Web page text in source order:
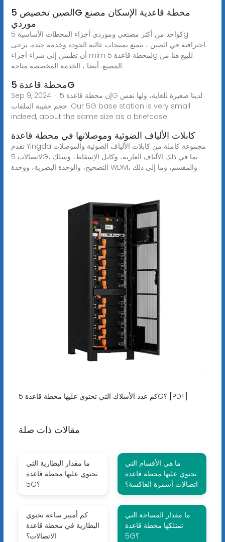
الصين تخصيص 5G محطة قاعدية الإسكان مصنع
موردي
كواحد من أكثر مصنعي وموردي أجزاء المحطات الأساسية 5g
احترافية في الصين ، نتمتع بمنتجات عالية الجودة وخدمة جيدة. يرجى
أن تطمئن إلى شراء أجزاء mim لمحطة قاعدة 5g للبيع هنا من
المصنع. أيضا ، الخدمة المخصصة متاحة.
محطة قاعدة 5G
Sep 9, 2024 · إن محطة قاعدة 5G لدينا صغيرة للغاية، ولها نفس
حجم حقيبة الملفات. Our 5G base station is very small
indeed, about the same size as a briefcase.
كابلات الألياف الضوئية وموصلاتها في محطة قاعدة
تقدم Yingda مجموعة كاملة من كابلات الألياف الضوئية والموصلات
لاتصالات 5G، بما في ذلك الألياف العارية، وكابل الإسقاط، وسلك
التصحيح، والوحدة البصرية، ووحدة WDM، والمقسم، وما إلى ذلك.
كم عدد الأسلاك التي تحتوي عليها محطة قاعدة 5G؟ [PDF]
مقالات ذات صلة
ما مقدار البطارية التي
تحتوي عليها محطة قاعدة
5G؟
ما هي الأقسام التي
تحتوي عليها محطة قاعدة
اتصالات أسمرة العاكسة؟
كم أمبير ساعة تحتوي
البطارية في محطة قاعدة
الاتصالات؟
ما مقدار المساحة التي
تمتلكها محطة قاعدة
5G؟